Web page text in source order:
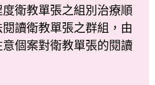
衛教單張之組別治療順
讀衛教單張之群組，由
個案對衛教單張的閱讀